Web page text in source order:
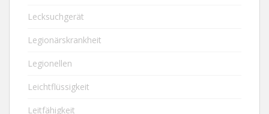
Lecksuchgerät
Legionärskrankheit
Legionellen
Leichtflüssigkeit
Leitfähigkeit